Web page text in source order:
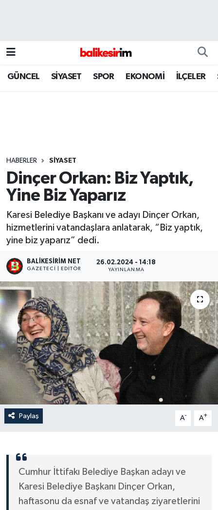
GÜNCEL SİYASET SPOR EKONOMİ İLÇELER
HABERLER SİYASET
Dinçer Orkan: Biz Yaptık,
Yine Biz Yaparız
Karesi Belediye Başkanı ve adayı Dinçer Orkan,
hizmetlerini vatandaşlara anlatarak, “Biz yaptık,
yine biz yaparız” dedi.
BALIKESIRIM NET
GAZETECI | EDITÖR
26.02.2024 - 14:18
YAYINLANMA
Paylaş A- A+
Cumhur İttifakı Belediye Başkan adayı ve
Karesi Belediye Başkanı Dinçer Orkan,
haftasonu da esnaf ve vatandaş ziyaretlerini